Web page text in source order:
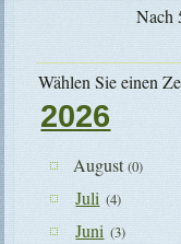
Nach
Wählen Sie einen
2026
August(0)
Juli (4)
Juni (3)